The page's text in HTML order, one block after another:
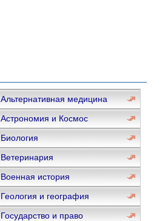
Альтернативная медицина
Астрономия и Космос
Биология
Ветеринария
Военная история
Геология и география
Государство и право